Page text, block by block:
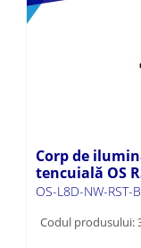
Corp de
tencuială OS
OS-L8D-NW-RST-
Codul produsului: